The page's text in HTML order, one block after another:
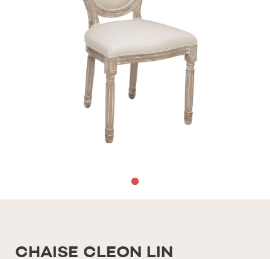
CHAISE CLEON LIN